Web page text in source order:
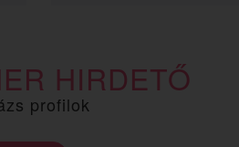
HIRDETŐ
profilok